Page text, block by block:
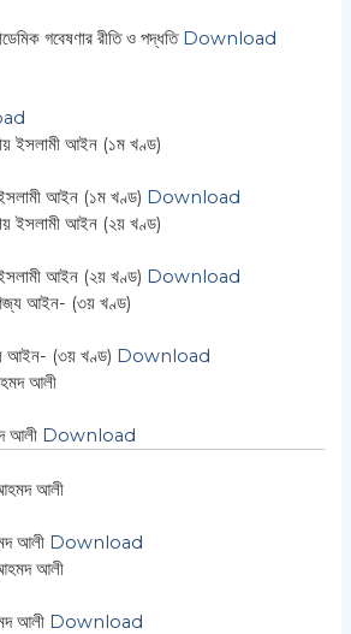
গবেষণার রীতি ও পদ্ধতি Download
ইসলামী আইন (১ম খণ্ড) Download
ইসলামী আইন (২য় খণ্ড) Download
আইন- (৩য় খণ্ড) Download
আলী Download
আলী Download
আলী Download